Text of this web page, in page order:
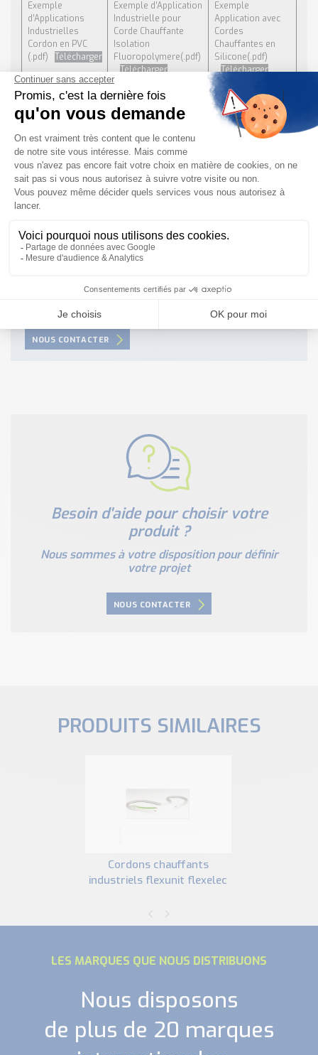
Exemple
d’Applications
Industrielles
Cordon en PVC
(.pdf)
Télécharger
Exemple d’Application
Industrielle pour
Corde Chauffante
Isolation
Fluoropolymere(.pdf)
Télécharger
Exemple
Application avec
Cordes
Chauffantes en
Silicone(.pdf)
Télécharger
DEMANDE DE DEVIS & RENSEIGNEMENTS
POUR CORDE CHAUFFANTE FLEXCORD
Pour plus d’informations sur les Cordes Chauffantes
FLEXCORD, vous pouvez contacter noséquipes
techniques et commercialesgrâce à notre
formulaire de contact
ou par téléphone au 08-20-82-51-69.
Besoin d'informations complémentaires ?
NOUS CONTACTER
Besoin d'aide pour choisir votre
produit ?
Nous sommes à votre disposition pour définir
votre projet
NOUS CONTACTER
PRODUITS SIMILAIRES
cordons chauffants
industriels flexunit flexelec
LES MARQUES QUE NOUS DISTRIBUONS
Nous disposons
de plus de 20 marques